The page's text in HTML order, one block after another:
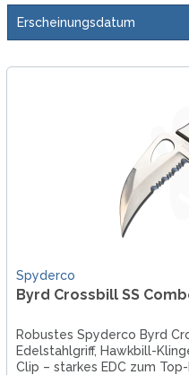
Spyderco
Byrd Crossbill SS
Robustes Spyderco Byrd
Edelstahlgriff, Hawkbill-
Clip – starkes EDC zum Top-